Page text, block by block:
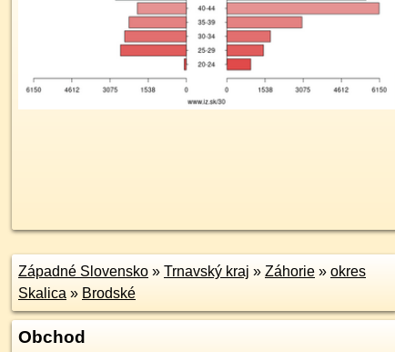
Západné Slovensko » Trnavský kraj » Záhorie » okres
Skalica » Brodské
Obchod